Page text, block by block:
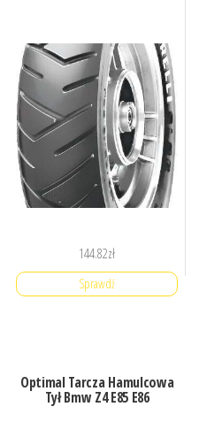
144.82zł
Sprawdź
Optimal Tarcza Hamulcowa
Tył Bmw Z4 E85 E86